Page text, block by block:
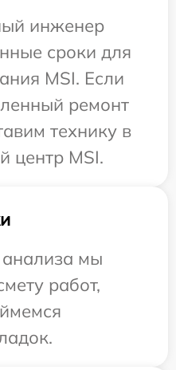
инженер
сроки для
MSI. Если
ремонт
технику в
центр MSI.
анализа мы
работ,